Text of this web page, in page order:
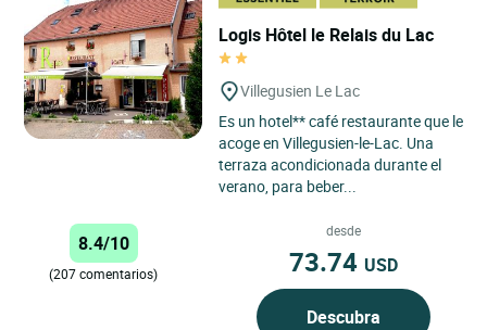
Logis Hôtel le Relais du Lac
Villegusien Le Lac
Es un hotel** café restaurante que le
acoge en Villegusien-le-Lac. Una
terraza acondicionada durante el
verano, para beber...
8.4/10
(207 comentarios)
desde
73.74 USD
Descubra